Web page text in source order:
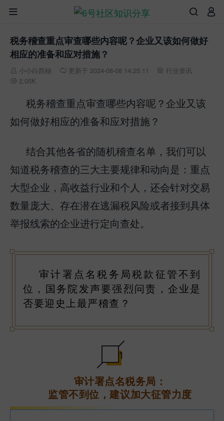



税务稽查重点审查哪些内容呢？企业又该如何做好
相应的准备和应对措施？
 小小白西柚  更新于 2024-08-08 14:25:11  行业资讯
 2.05K
税务稽查重点审查哪些内容呢？企业又该
如何做好相应的准备和应对措施？
结合其他各省的随机稽查名单，我们可以
知道税务稽查的三大主要规律和动向是：重点
大型企业，高收益行业和个人，还会针对交易
数量庞大、存在潜在逃漏税风险或者接到具体
举报线索的企业进行定向查处。
审计署点名税务局税款征管不到
位，国务院发声要强烈问责，企业是
否要迎史上最严稽查？
1
审计署点名税务局：
监管不到位，建议加大征管力度